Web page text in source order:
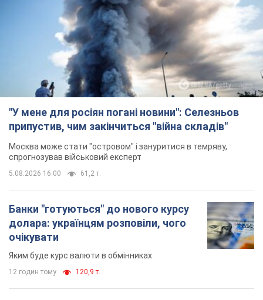
"У мене для росіян погані новини": Селезньов
припустив, чим закінчиться "війна складів"
Москва може стати "островом" і зануритися в темряву,
спрогнозував військовий експерт
5.08.2026 16:00 61,2 т.
Банки "готуються" до нового курсу
долара: українцям розповіли, чого
очікувати
Яким буде курс валюти в обмінниках
12 годин тому 120,9 т.